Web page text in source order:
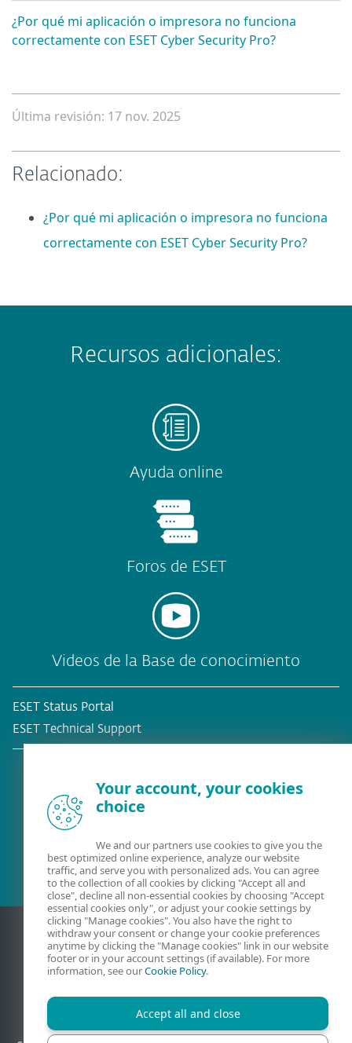
¿Por qué mi aplicación o impresora no funciona
correctamente con ESET Cyber Security Pro?
Última revisión: 17 nov. 2025
Relacionado:
¿Por qué mi aplicación o impresora no funciona
correctamente con ESET Cyber Security Pro?
Recursos adicionales:
Ayuda online
Foros de ESET
Videos de la Base de conocimiento
ESET Status Portal
ESET Technical Support
Your account, your cookies
choice
We and our partners use cookies to give you the
best optimized online experience, analyze our website
traffic, and serve you with personalized ads. You can agree
to the collection of all cookies by clicking "Accept all and
close", decline all non-essential cookies by choosing "Accept
essential cookies only", or adjust your cookie settings by
clicking "Manage cookies". You also have the right to
withdraw your consent or change your cookie preferences
anytime by clicking the "Manage cookies" link in our website
footer or in your account settings (if available). For more
information, see ourCookie Policy.
Accept all and close